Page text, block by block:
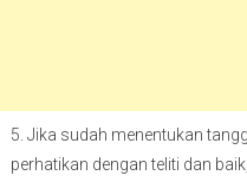
5. Jika sudah menentukan
perhatikan dengan teliti dan